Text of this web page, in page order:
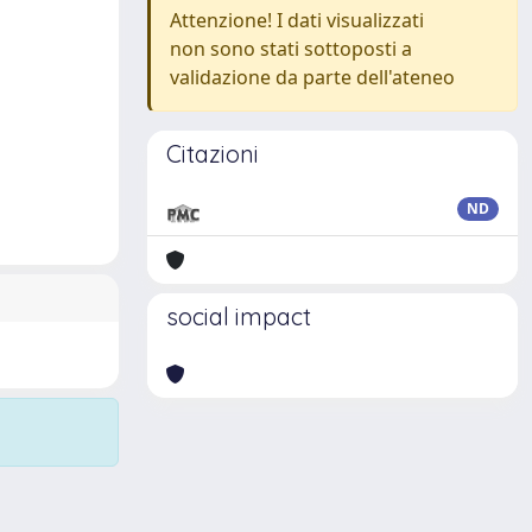
Attenzione! I dati visualizzati
non sono stati sottoposti a
validazione da parte dell'ateneo
Citazioni
ND
social impact